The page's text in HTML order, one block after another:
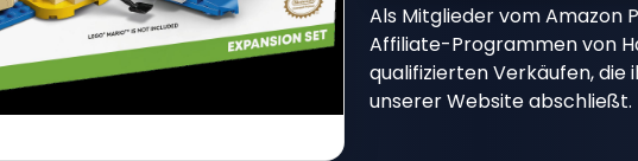
Als Mitglieder vom Amazon
Affiliate-Programmen von
qualifizierten Verkäufen, die
unserer Website abschließt.